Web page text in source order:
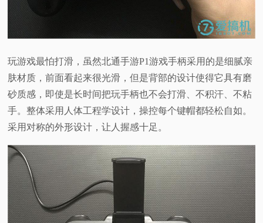
玩游戏最怕打滑，虽然北通手游P1游戏手柄采用的是细腻亲
肤材质，前面看起来很光滑，但是背部的设计使得它具有磨
砂质感，即使是长时间把玩手柄也不会打滑、不积汗、不粘
手。整体采用人体工程学设计，操控每个键帽都轻松自如。
采用对称的外形设计，让人握感十足。